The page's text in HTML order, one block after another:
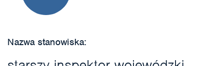
Nazwa stanowiska: